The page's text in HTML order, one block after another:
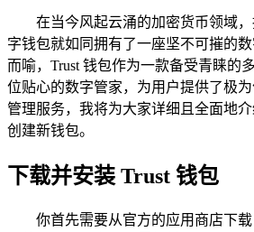
在当今风起云涌的加密货币领域
字钱包就如同拥有了一座坚不可摧的
而喻，Trust 钱包作为一款备受青睐的多
位贴心的数字管家，为用户提供了极
管理服务，我将为大家详细且全面地
创建新钱包。
下载并安装 Trust 钱包
你首先需要从官方的应用商店下